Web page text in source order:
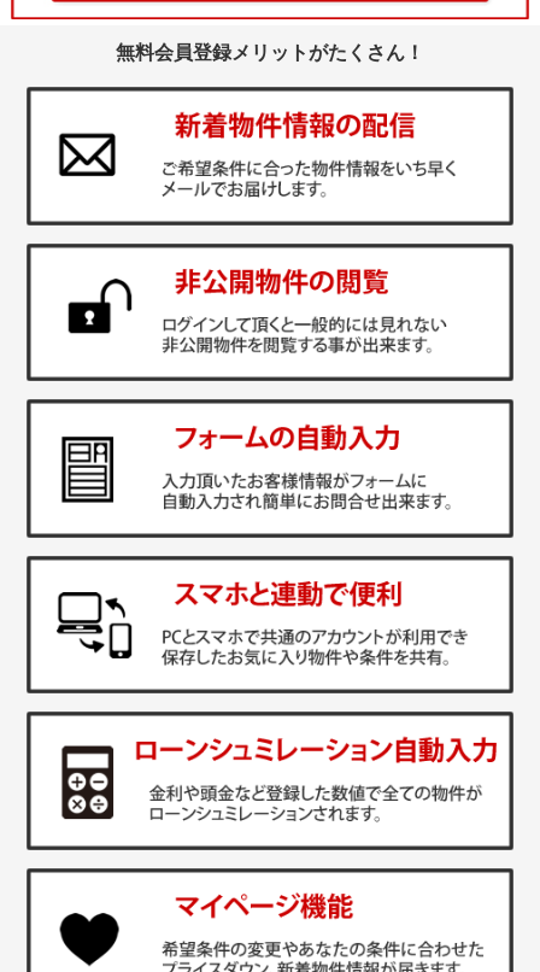
無料会員登録メリットがたくさん！